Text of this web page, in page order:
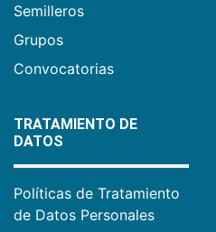
Semilleros
Grupos
Convocatorias
TRATAMIENTO DE
DATOS
Políticas de Tratamiento
de Datos Personales